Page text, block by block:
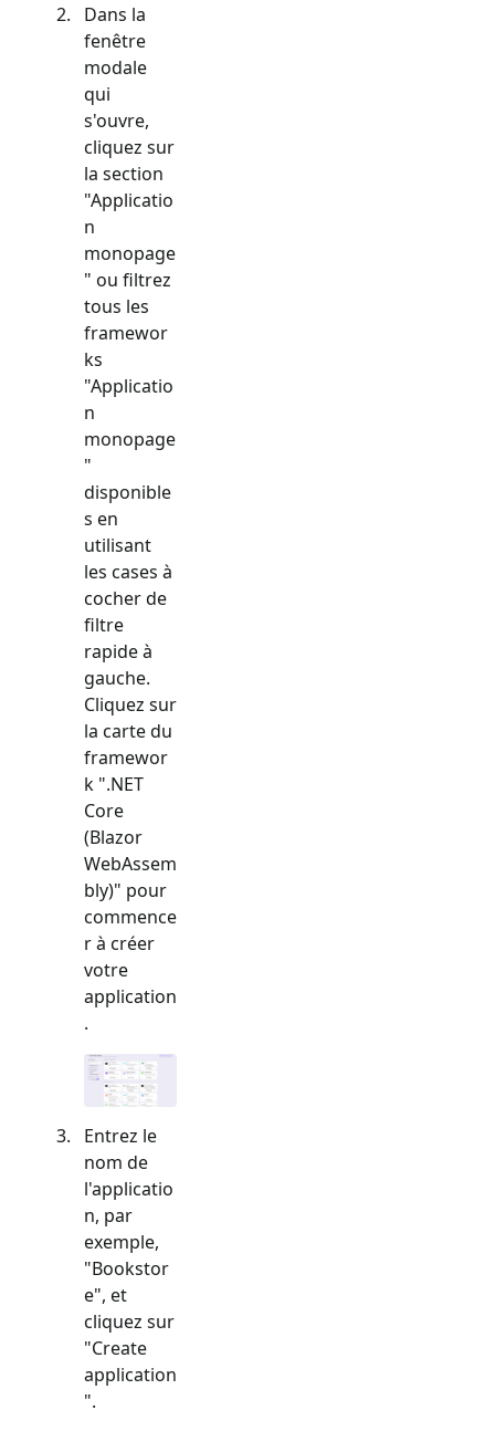
Dans la
fenêtre
modale
qui
s'ouvre,
cliquez sur
la section
"Applicatio
n
monopage
" ou filtrez
tous les
framewor
ks
"Applicatio
n
monopage
"
disponible
s en
utilisant
les cases à
cocher de
filtre
rapide à
gauche.
Cliquez sur
la carte du
framewor
k ".NET
Core
(Blazor
WebAssem
bly)" pour
commence
r à créer
votre
application
.
Entrez le
nom de
l'applicatio
n, par
exemple,
"Bookstor
e", et
cliquez sur
"Create
application
".